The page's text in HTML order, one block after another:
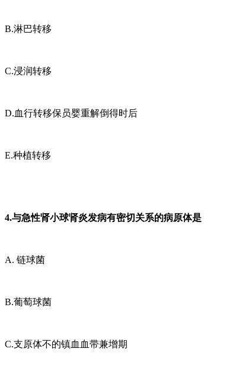
B.淋巴转移
C.浸润转移
D.血行转移保员婴重解倒得时后
E.种植转移
4.与急性肾小球肾炎发病有密切关系的病原体是
A. 链球菌
B.葡萄球菌
C.支原体不的镇血血带兼增期